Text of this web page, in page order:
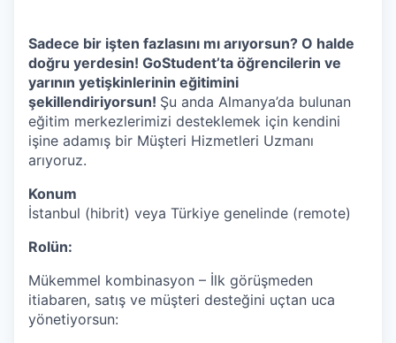
Sadece bir işten fazlasını mı arıyorsun? O halde
doğru yerdesin! GoStudent’ta öğrencilerin ve
yarının yetişkinlerinin eğitimini
şekillendiriyorsun! Şu anda Almanya’da bulunan
eğitim merkezlerimizi desteklemek için kendini
işine adamış bir Müşteri Hizmetleri Uzmanı
arıyoruz.
Konum
İstanbul (hibrit) veya Türkiye genelinde (remote)
Rolün:
Mükemmel kombinasyon – İlk görüşmeden
itiabaren, satış ve müşteri desteğini uçtan uca
yönetiyorsun: